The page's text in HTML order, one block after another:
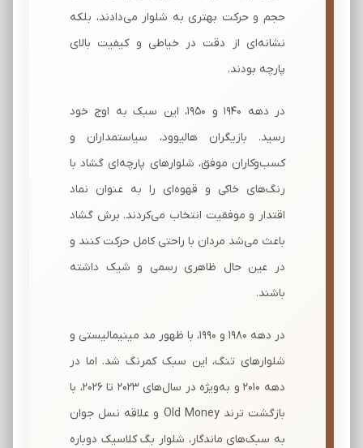
حجم و حرکت بهتری به شلوار می‌دادند، بلکه
نشانه‌ای از دقت در خیاطی و کیفیت بالای
پارچه بودند.
در دهه ۱۹۴۰ و ۱۹۵۰، این سبک به اوج خود
رسید. بازیگران هالیوود، سیاستمداران و
کسب‌وکاران موفق، شلوارهای پارچه‌ای گشاد با
رنگ‌های خاکی و قهوه‌ای را به عنوان نماد
اقتدار و موفقیت انتخاب می‌کردند. برش گشاد
باعث می‌شد مردان با راحتی کامل حرکت کنند و
در عین حال ظاهری رسمی و شیک داشته
باشند.
در دهه ۱۹۸۰ و ۱۹۹۰، با ظهور مد مینیمالیستی و
شلوارهای تنگ، این سبک کمرنگ شد. اما در
دهه ۲۰۱۰ و به‌ویژه در سال‌های ۲۰۲۳ تا ۲۰۲۶، با
بازگشت ترند Old Money و علاقه نسل جوان
به سبک‌های ماندگار، شلوار بگ کلاسیک دوباره